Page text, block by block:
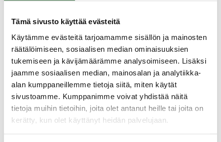
Tämä sivusto käyttää evästeitä
Käytämme evästeitä tarjoamamme sisällön ja mainosten
räätälöimiseen, sosiaalisen median ominaisuuksien
tukemiseen ja kävijämäärämme analysoimiseen. Lisäksi
jaamme sosiaalisen median, mainosalan ja analytiikka-
alan kumppaneillemme tietoja siitä, miten käytät
sivustoamme. Kumppanimme voivat yhdistää näitä
tietoja muihin tietoihin, joita olet antanut heille tai joita on
kerätty, kun olet käyttänyt heidän palvelujaan.
Tutustu Puolangan kirjaston palveluihin ja ohjeisiin
Sähköinen palvelu
eKirjasto
Uutuusluettelot
Ohjeita kirjaston asiakkaille
Kirjaston etätyötila